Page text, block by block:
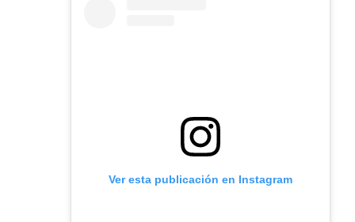
Ver esta publicación en Instagram